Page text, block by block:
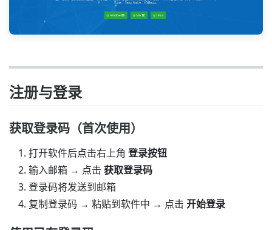
注册与登录
获取登录码（首次使用）
打开软件后点击右上角 登录按钮
输入邮箱 → 点击 获取登录码
登录码将发送到邮箱
复制登录码 → 粘贴到软件中 → 点击 开始登录